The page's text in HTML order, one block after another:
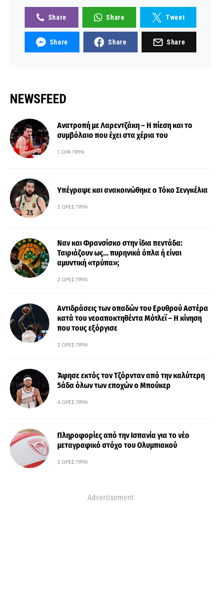
Share Share Tweet
Share Share Share
NEWSFEED
Ανατροπή με Λαρεντζάκη – Η πίεση και το
συμβόλαιο που έχει στα χέρια του
1 ΏΡΑ ΠΡΙΝ
Υπέγραψε και ανακοινώθηκε ο Τόκο Σενγκέλια
2 ΏΡΕΣ ΠΡΙΝ
Ναν και Φρανσίσκο στην ίδια πεντάδα:
Ταιριάζουν ως… πυρηνικά όπλα ή είναι
αμυντική «τρύπα»;
2 ΏΡΕΣ ΠΡΙΝ
Αντιδράσεις των οπαδών του Ερυθρού Αστέρα
κατά του νεοαποκτηθέντα Μότλεϊ – Η κίνηση
που τους εξόργισε
2 ΏΡΕΣ ΠΡΙΝ
Άφησε εκτός τον Τζόρνταν από την καλύτερη
5άδα όλων των εποχών ο Μπούκερ
4 ΏΡΕΣ ΠΡΙΝ
Πληροφορίες από την Ισπανία για το νέο
μεταγραφικό στόχο του Ολυμπιακού
5 ΏΡΕΣ ΠΡΙΝ
Advertisement